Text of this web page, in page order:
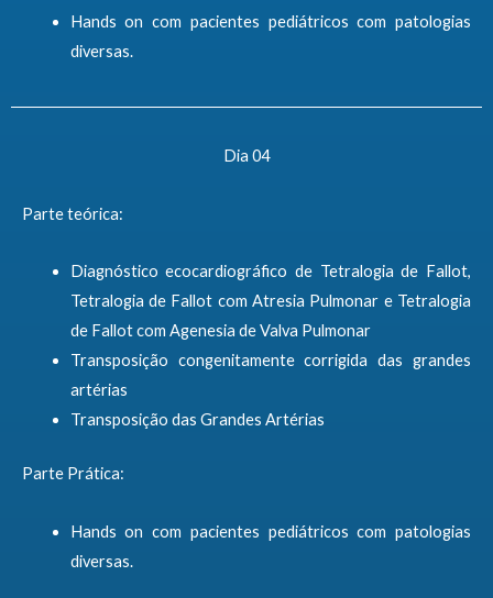
Hands on com pacientes pediátricos com patologias
diversas.
Dia 04
Parte teórica:
Diagnóstico ecocardiográfico de Tetralogia de Fallot,
Tetralogia de Fallot com Atresia Pulmonar e Tetralogia
de Fallot com Agenesia de Valva Pulmonar
Transposição congenitamente corrigida das grandes
artérias
Transposição das Grandes Artérias
Parte Prática:
Hands on com pacientes pediátricos com patologias
diversas.